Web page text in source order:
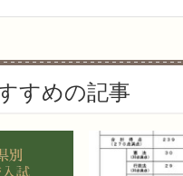
すめの記事